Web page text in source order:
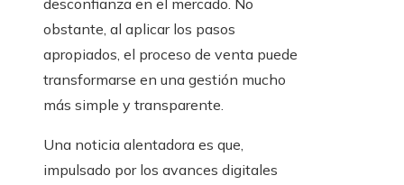
desconfianza en el mercado. No
obstante, al aplicar los pasos
apropiados, el proceso de venta puede
transformarse en una gestión mucho
más simple y transparente.
Una noticia alentadora es que,
impulsado por los avances digitales